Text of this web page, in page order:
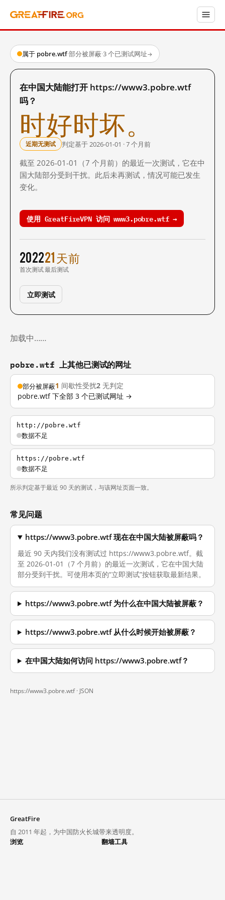
属于 pobre.wtf·部分被屏蔽·3 个已测试网址→
在中国大陆能打开 https://www3.pobre.wtf
吗？
时好时坏。
近期无测试 判定基于 2026-01-01 · 7 个月前
截至 2026-01-01（7 个月前）的最近一次测试，它在中
国大陆部分受到干扰。此后未再测试，情况可能已发生
变化。
使用 GreatFireVPN 访问 www3.pobre.wtf →
2022
首次测试
21 天前
最后测试
立即测试
加载中……
pobre.wtf 上其他已测试的网址
部分被屏蔽1 间歇性受扰2 无判定
pobre.wtf 下全部 3 个已测试网址 →
http://pobre.wtf
数据不足
https://pobre.wtf
数据不足
所示判定基于最近 90 天的测试，与该网址页面一致。
常见问题
https://www3.pobre.wtf 现在在中国大陆被屏蔽吗？
最近 90 天内我们没有测试过 https://www3.pobre.wtf。截
至 2026-01-01（7 个月前）的最近一次测试，它在中国大陆
部分受到干扰。可使用本页的“立即测试”按钮获取最新结果。
https://www3.pobre.wtf 为什么在中国大陆被屏蔽？
https://www3.pobre.wtf 从什么时候开始被屏蔽？
在中国大陆如何访问 https://www3.pobre.wtf？
https://www3.pobre.wtf · JSON
GreatFire
自 2011 年起，为中国防火长城带来透明度。
浏览
翻墙工具